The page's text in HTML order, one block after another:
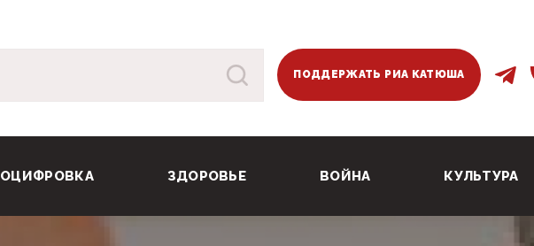
ПОДДЕРЖАТЬ РИА КАТЮША
ОЦИФРОВКА ЗДОРОВЬЕ ВОЙНА КУЛЬТУРА